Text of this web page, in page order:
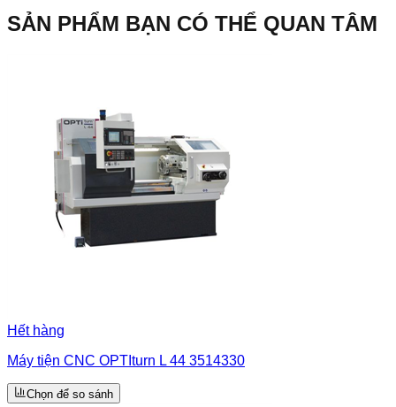
SẢN PHẨM BẠN CÓ THỂ QUAN TÂM
Hết hàng
Máy tiện CNC OPTIturn L 44 3514330
Chọn để so sánh